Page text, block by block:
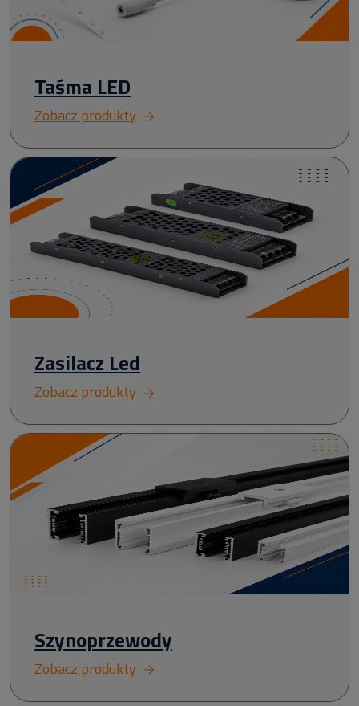
Taśma LED
Zobacz produkty
Zasilacz Led
Zobacz produkty
Szynoprzewody
Zobacz produkty